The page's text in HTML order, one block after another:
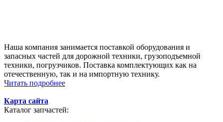
Наша компания занимается поставкой оборудования и
запасных частей для дорожной техники, грузоподъемной
техники, погрузчиков. Поставка комплектующих как на
отечественную, так и на импортную технику.
Читать подробнее
Карта сайта
Каталог запчастей: